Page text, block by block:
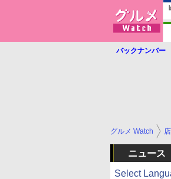
バックナンバー
グルメ Watch
ニュース
Select